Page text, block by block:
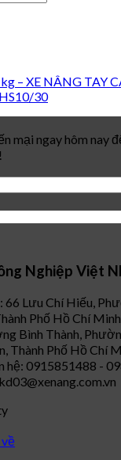
– XE NÂNG TAY
30
mại ngay hôm nay
Nghiệp Việt
66 Lưu Chí Hiếu,
Phố Hồ Chí Minh
Bình Thành,
Thành Phố Hồ Chí
hệ: 0915851488 -